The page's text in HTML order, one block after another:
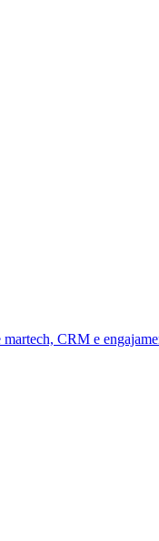
martech, CRM e